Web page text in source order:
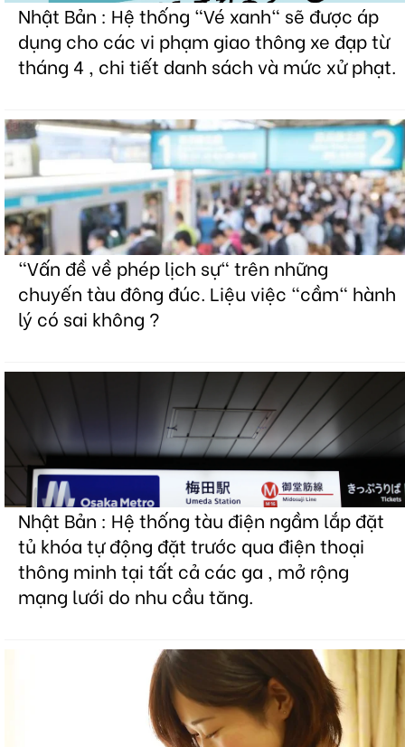
Nhật Bản : Hệ thống "Vé xanh" sẽ được áp
dụng cho các vi phạm giao thông xe đạp từ
tháng 4 , chi tiết danh sách và mức xử phạt.
"Vấn đề về phép lịch sự" trên những
chuyến tàu đông đúc. Liệu việc "cầm" hành
lý có sai không ?
Nhật Bản : Hệ thống tàu điện ngầm lắp đặt
tủ khóa tự động đặt trước qua điện thoại
thông minh tại tất cả các ga , mở rộng
mạng lưới do nhu cầu tăng.